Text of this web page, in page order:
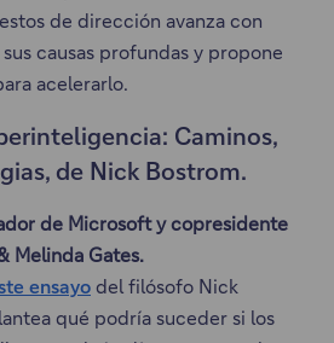
de dirección avanza con
causas profundas y propone
acelerarlo.
Caminos,
de Nick Bostrom.
de Microsoft y copresidente
Melinda Gates.
ensayo del filósofo Nick
qué podría suceder si los